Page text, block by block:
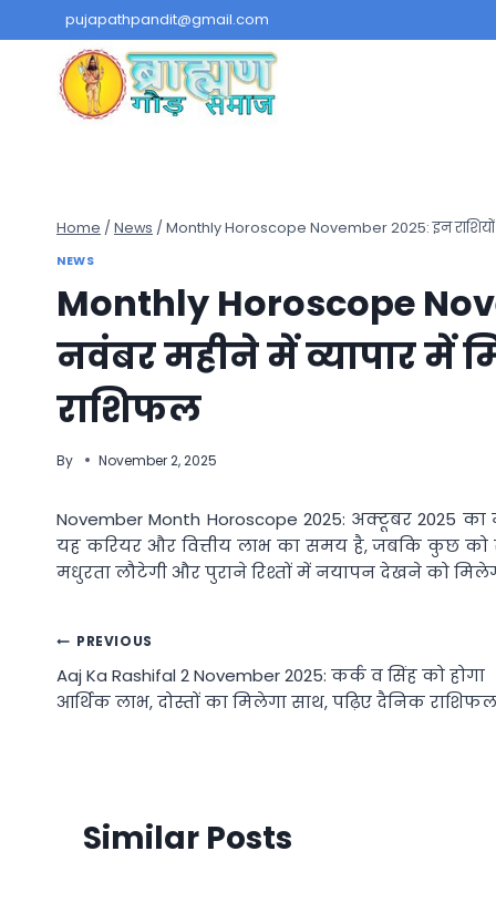
to
content
pujapathpandit@gmail.com
Home / News / Monthly Horoscope November 2025: इन
NEWS
Monthly Horoscope
नवंबर महीने में व्यापार में
राशिफल
By November 2, 2025
November Month Horoscope 2025: अक्टूबर 2025
यह करियर और वित्तीय लाभ का समय है, जबकि कुछ को
मधुरता लौटेगी और पुराने रिश्तों में नयापन देखने को
Post
navigation
PREVIOUS
Aaj Ka Rashifal 2 November 2025: कर्क व सिंह को होगा
आर्थिक लाभ, दोस्तों का मिलेगा साथ, पढ़िए दैनिक राशिफल
Similar Posts